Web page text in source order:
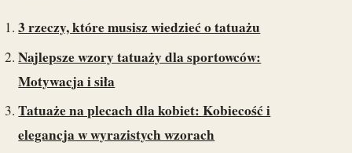
3 rzeczy, które musisz wiedzieć o tatuażu
Najlepsze wzory tatuaży dla sportowców:
Motywacja i siła
Tatuaże na plecach dla kobiet: Kobiecość i
elegancja w wyrazistych wzorach